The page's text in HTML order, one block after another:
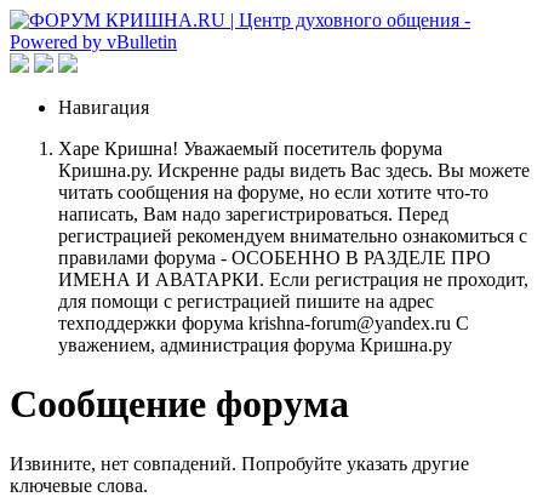
Навигация
Харе Кришна! Уважаемый посетитель форума
Кришна.ру. Искренне рады видеть Вас здесь. Вы можете
читать сообщения на форуме, но если хотите что-то
написать, Вам надо зарегистрироваться. Перед
регистрацией рекомендуем внимательно ознакомиться с
правилами форума - ОСОБЕННО В РАЗДЕЛЕ ПРО
ИМЕНА И АВАТАРКИ. Если регистрация не проходит,
для помощи с регистрацией пишите на адрес
техподдержки форума krishna-forum@yandex.ru С
уважением, администрация форума Кришна.ру
Сообщение форума
Извините, нет совпадений. Попробуйте указать другие
ключевые слова.